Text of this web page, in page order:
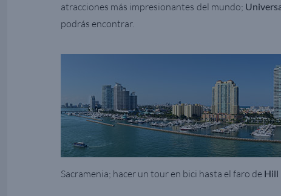
atracciones más impresionantes del mundo;
podrás encontrar.
Sacramenia; hacer un tour en bici hasta el faro de Hill